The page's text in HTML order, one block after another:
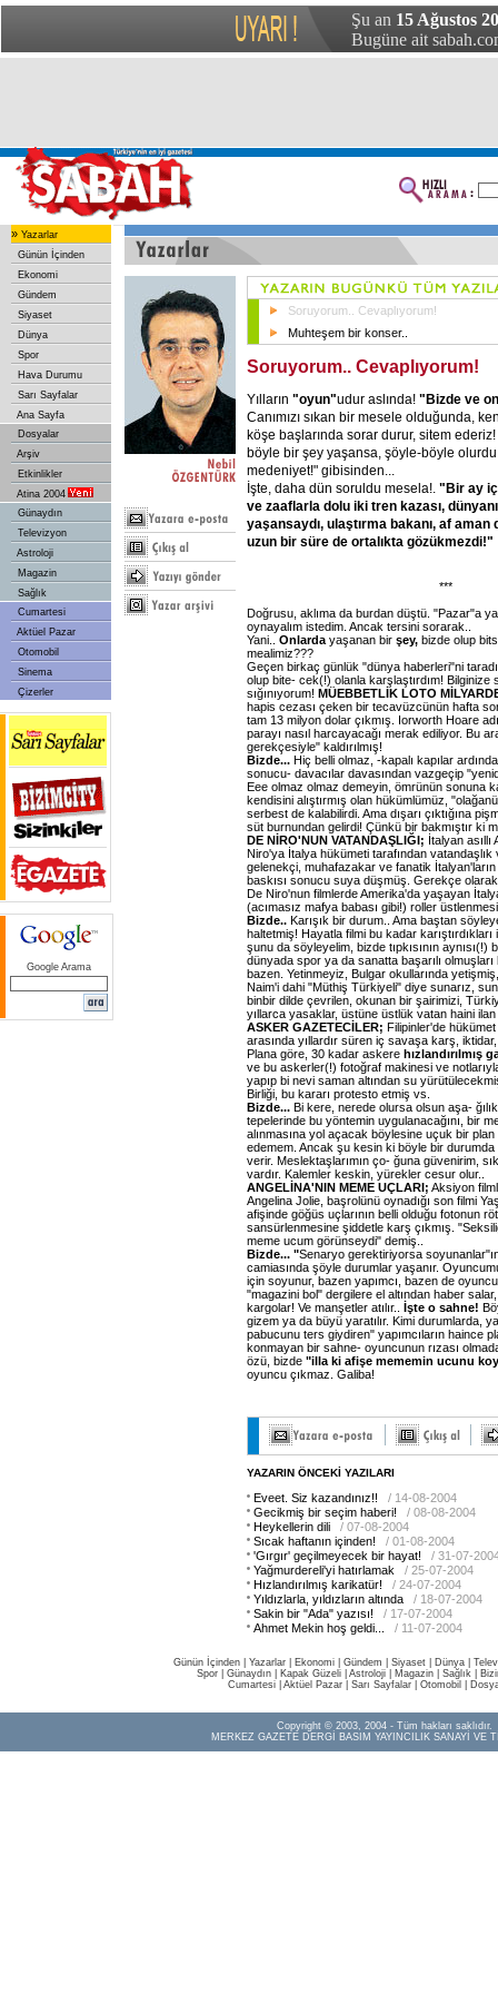
Şu an 15 Ağustos
Bugüne ait
» Yazarlar
Günün İçinden
Ekonomi
Gündem
Siyaset
Dünya
Spor
Hava Durumu
Sarı Sayfalar
Ana Sayfa
Dosyalar
Arşiv
Etkinlikler
Atina 2004
Günaydın
Televizyon
Astroloji
Magazin
Sağlık
Cumartesi
Aktüel Pazar
Otomobil
Sinema
Çizerler
Google Arama
Soruyorum.. Cevaplıyorum!
Muhteşem bir konser..
Soruyorum.. Cevaplıyorum!
Yılların "oyun"udur aslında! "Bizde ve
Canımızı sıkan bir mesele olduğunda,
köşe başlarında sorar durur, sitem
böyle bir şey yaşansa, şöyle-böyle
medeniyet!" gibisinden...
İşte, daha dün soruldu mesela!. "Bir ay
ve zaaflarla dolu iki tren kazası,
yaşansaydı, ulaştırma bakanı, af
uzun bir süre de ortalıkta gözükmezdi!"
***
Doğrusu, aklıma da burdan düştü. "Pazar"a
oynayalım istedim. Ancak tersini sorarak..
Yani.. Onlarda yaşanan bir şey, bizde olup
mealimiz???
Geçen birkaç günlük "dünya haberleri"ni
olup bite- cek(!) olanla karşlaştırdım! Bilginize
sığınıyorum! MÜEBBETLİK LOTO
hapis cezası çeken bir tecavüzcünün hafta
tam 13 milyon dolar çıkmış. Iorworth Hoare
parayı nasıl harcayacağı merak ediliyor. Bu
gerekçesiyle" kaldırılmış!
Bizde... Hiç belli olmaz, -kapalı kapılar
sonucu- davacılar davasından vazgeçip
Eee olmaz olmaz demeyin, ömrünün sonuna
kendisini alıştırmış olan hükümlümüz,
serbest de kalabilirdi. Ama dışarı çıktığına
süt burnundan gelirdi! Çünkü bir bakmıştır ki
DE NİRO'NUN VATANDAŞLIĞI; İtalyan
Niro'ya İtalya hükümeti tarafından
gelenekçi, muhafazakar ve fanatik
baskısı sonucu suya düşmüş. Gerekçe
De Niro'nun filmlerde Amerika'da yaşayan
(acımasız mafya babası gibi!) roller
Bizde.. Karışık bir durum.. Ama baştan
haltetmiş! Hayatla filmi bu kadar
şunu da söyleyelim, bizde tıpkısının
dünyada spor ya da sanatta başarılı olmuşları
bazen. Yetinmeyiz, Bulgar okullarında
Naim'i dahi "Müthiş Türkiyeli" diye sunarız,
binbir dilde çevrilen, okunan bir şairimizi,
yıllarca yasaklar, üstüne üstlük vatan haini
ASKER GAZETECİLER; Filipinler'de
arasında yıllardır süren iç savaşa karş,
Plana göre, 30 kadar askere hızlandırılmış
ve bu askerler(!) fotoğraf makinesi ve
yapıp bi nevi saman altından su
Birliği, bu kararı protesto etmiş vs.
Bizde... Bi kere, nerede olursa olsun aşa-
tepelerinde bu yöntemin uygulanacağını, bir
alınmasına yol açacak böylesine uçuk bir
edemem. Ancak şu kesin ki böyle bir durumda
verir. Meslektaşlarımın ço- ğuna güvenirim,
vardır. Kalemler keskin, yürekler cesur olur..
ANGELİNA'NIN MEME UÇLARI; Aksiyon
Angelina Jolie, başrolünü oynadığı son filmi
afişinde göğüs uçlarının belli olduğu fotonun
sansürlenmesine şiddetle karş çıkmış.
meme ucum görünseydi" demiş..
Bizde... "Senaryo gerektiriyorsa
camiasında şöyle durumlar yaşanır.
için soyunur, bazen yapımcı, bazen de
"magazini bol" dergilere el altından haber
kargolar! Ve manşetler atılır..
İşte o sahne!
gizem ya da büyü yaratılır. Kimi durumlarda,
pabucunu ters giydiren" yapımcıların haince
konmayan bir sahne- oyuncunun rızası
özü, bizde "illa ki afişe mememin ucunu
oyuncu çıkmaz. Galiba!
YAZARIN ÖNCEKİ YAZILARI
Eveet. Siz kazandınız!!
/ 14-08-2004
Gecikmiş bir seçim haberi!
/ 08-08-2004
Heykellerin dili
/ 07-08-2004
Sıcak haftanın içinden!
/ 01-08-2004
'Gırgır' geçilmeyecek bir hayat!
/ 31-07-
Yağmurdereli'yi hatırlamak
/ 25-07-2004
Hızlandırılmış karikatür!
/ 24-07-2004
Yıldızlarla, yıldızların altında
/ 18-07-2004
Sakin bir "Ada" yazısı!
/ 17-07-2004
Ahmet Mekin hoş geldi...
/ 11-07-2004
Günün İçinden Yazarlar Ekonomi Gündem Siyaset Dünya |
Spor
Günaydın Kapak Güzeli Astroloji Magazin Sağlık
Cumartesi| Aktüel Pazar| Sarı Sayfalar| Otomobil
Copyright © 2003, 2004 - Tüm hakları saklıdır.
MERKEZ GAZETE DERGİ BASIM YAYINCILIK SANAYİ VE